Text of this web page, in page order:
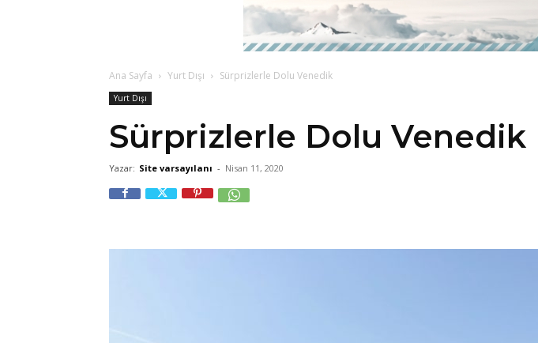
Ana Sayfa Yurt Dışı Sürprizlerle Dolu Venedik
Yurt Dışı
Sürprizlerle Dolu Venedik
Yazar: Site varsayılanı - Nisan 11, 2020